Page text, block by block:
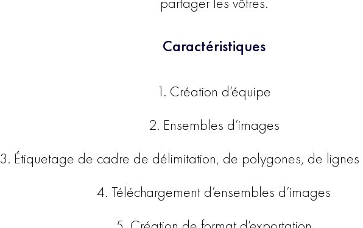
Caractéristiques
1. Création d’équipe
2. Ensembles d’images
3. Étiquetage de cadre de délimitation, de polygones, de
4. Téléchargement d’ensembles d’images